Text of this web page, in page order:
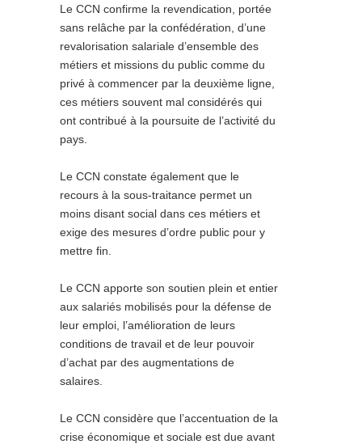
Le CCN confirme la revendication, portée
sans relâche par la confédération, d’une
revalorisation salariale d’ensemble des
métiers et missions du public comme du
privé à commencer par la deuxième ligne,
ces métiers souvent mal considérés qui
ont contribué à la poursuite de l’activité du
pays.
Le CCN constate également que le
recours à la sous-traitance permet un
moins disant social dans ces métiers et
exige des mesures d’ordre public pour y
mettre fin.
Le CCN apporte son soutien plein et entier
aux salariés mobilisés pour la défense de
leur emploi, l’amélioration de leurs
conditions de travail et de leur pouvoir
d’achat par des augmentations de
salaires.
Le CCN considère que l’accentuation de la
crise économique et sociale est due avant